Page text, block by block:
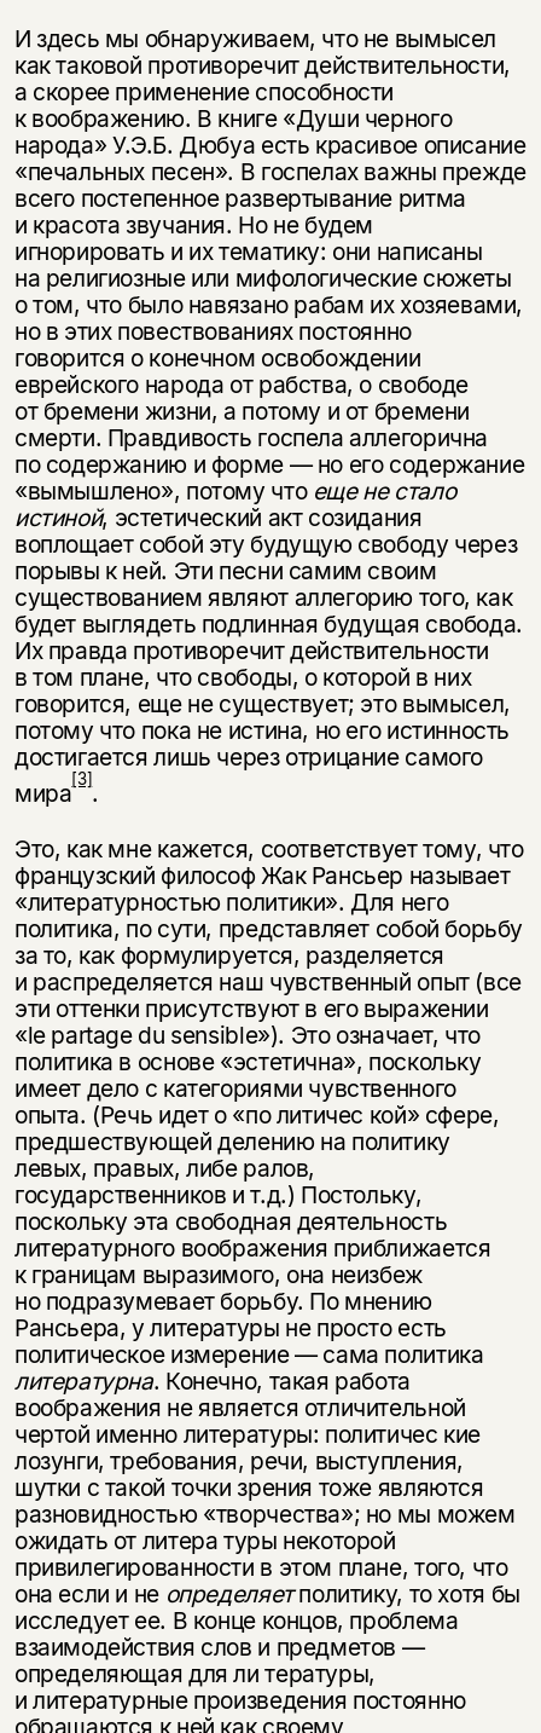
И здесь мы обнаруживаем, что не вымысел
как таковой противоречит действительности,
а скорее применение способности
к воображению. В книге «Души черного
народа» У.Э.Б. Дюбуа есть красивое описание
«печальных песен». В госпелах важны прежде
всего постепенное развертывание ритма
и красота звучания. Но не будем
игнорировать и их тематику: они написаны
на религиозные или мифологические сюжеты
о том, что было навязано рабам их хозяевами,
но в этих повествованиях постоянно
говорится о конечном освобождении
еврейского народа от рабства, о свободе
от бремени жизни, а потому и от бремени
смерти. Правдивость госпела аллегорична
по содержанию и форме — но его содержание
«вымышлено», потому что еще не стало
истиной, эстетический акт созидания
воплощает собой эту будущую свободу через
порывы к ней. Эти песни самим своим
существованием являют аллегорию того, как
будет выглядеть подлинная будущая свобода.
Их правда противоречит действительности
в том плане, что свободы, о которой в них
говорится, еще не существует; это вымысел,
потому что пока не истина, но его истинность
достигается лишь через отрицание самого
мира[3].
Это, как мне кажется, соответствует тому, что
французский философ Жак Рансьер называет
«литературностью политики». Для него
политика, по сути, представляет собой борьбу
за то, как формулируется, разделяется
и распределяется наш чувственный опыт (все
эти оттенки присутствуют в его выражении
«le partage du sensible»). Это означает, что
политика в основе «эстетична», поскольку
имеет дело с категориями чувственного
опыта. (Речь идет о «по литичес кой» сфере,
предшествующей делению на политику
левых, правых, либе ралов,
государственников и т.д.) Постольку,
поскольку эта свободная деятельность
литературного воображения приближается
к границам выразимого, она неизбеж
но подразумевает борьбу. По мнению
Рансьера, у литературы не просто есть
политическое измерение — сама политика
литературна. Конечно, такая работа
воображения не является отличительной
чертой именно литературы: политичес кие
лозунги, требования, речи, выступления,
шутки с такой точки зрения тоже являются
разновидностью «творчества»; но мы можем
ожидать от литера туры некоторой
привилегированности в этом плане, того, что
она если и не определяетполитику, то хотя бы
исследует ее. В конце концов, проблема
взаимодействия слов и предметов —
определяющая для ли тературы,
и литературные произведения постоянно
обращаются к ней как своему